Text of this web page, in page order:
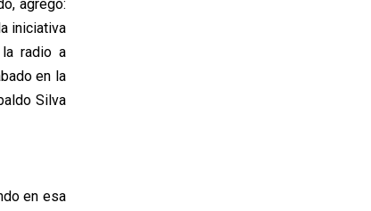
agregó:
iniciativa
radio a
en la
Silva
en esa